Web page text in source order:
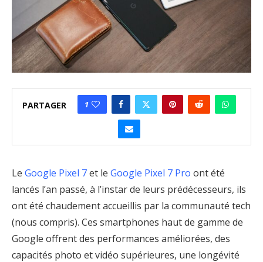
PARTAGER 1
Le Google Pixel 7et le Google Pixel 7 Pro ont été
lancés l’an passé, à l’instar de leurs prédécesseurs, ils
ont été chaudement accueillis par la communauté tech
(nous compris). Ces smartphones haut de gamme de
Google offrent des performances améliorées, des
capacités photo et vidéo supérieures, une longévité